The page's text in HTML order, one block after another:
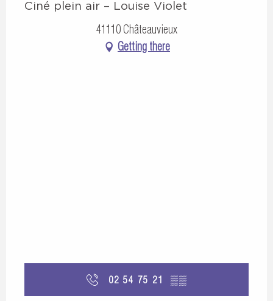
Ciné plein air – Louise Violet
41110 Châteauvieux
Getting there
02 54 75 21 ▒▒